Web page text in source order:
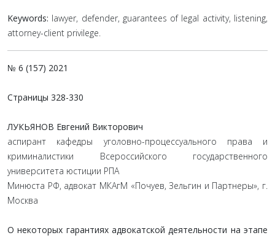
Keywords: lawyer, defender, guarantees of legal activity, listening,
attorney-client privilege.
№ 6 (157) 2021
Страницы 328-330
ЛУКЬЯНОВ Евгений Викторович
аспирант кафедры уголовно-процессуального права и
криминалистики Всероссийского государственного
университета юстиции РПА
Минюста РФ, адвокат МКАгМ «Почуев, Зельгин и Партнеры», г.
Москва
О некоторых гарантиях адвокатской деятельности на этапе